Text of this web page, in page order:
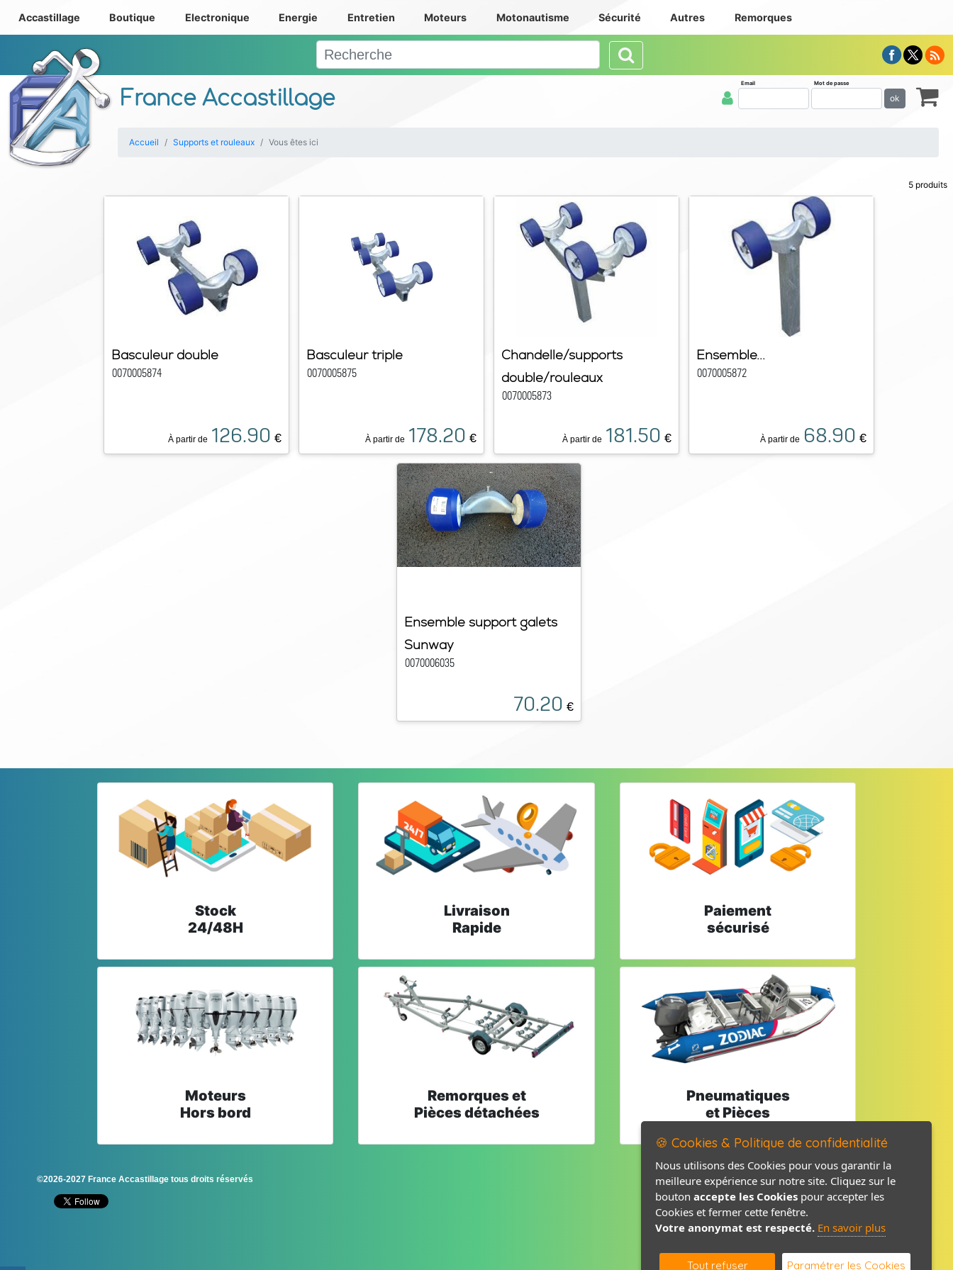
France Accastillage
Accastillage Boutique Electronique Energie Entretien Moteurs Motonautisme Sécurité Autres Remorques
Email Mot de passe
ok
Accueil Supports et rouleaux Vous êtes ici
5 produits
Basculeur double
0070005874
À partir de 126.90 €
Basculeur triple
0070005875
À partir de 178.20 €
Chandelle/supports
double/rouleaux
0070005873
À partir de 181.50 €
Ensemble...
0070005872
À partir de 68.90 €
Ensemble support galets
Sunway
0070006035
70.20 €
Stock
24/48H
Livraison
Rapide
Paiement
sécurisé
Moteurs
Hors bord
Remorques et
Pièces détachées
Pneumatiques
et Pièces
©2026-2027 France Accastillage tous droits réservés Mentions légales
Politique de confidentialité
Contact / Plan
🍪 Cookies & Politique de confidentialité
Nous utilisons des Cookies pour vous garantir la
meilleure expérience sur notre site. Cliquez sur le
bouton accepte les Cookies pour accepter les
Cookies et fermer cette fenêtre.
Votre anonymat est respecté. En savoir plus
Tout refuser Paramétrer les Cookies